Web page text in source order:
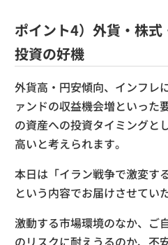
ポイント4）外貨・株
投資の好機
外貨高・円安傾向、インフレ
ァンドの収益機会増といった
の資産への投資タイミングと
高いと考えられます。
本日は「イラン戦争で激変す
という内容でお届けさせてい
激動する市場環境のなか、ご